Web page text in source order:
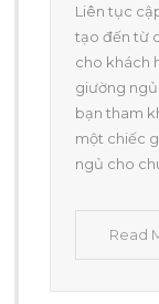
Liên tục
tạo đến từ
cho khách
giường
bạn tham
một chiếc
ngủ cho
Read